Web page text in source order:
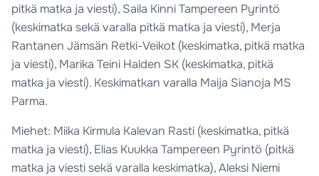
pitkä matka ja viesti), Saila Kinni Tampereen Pyrintö
(keskimatka sekä varalla pitkä matka ja viesti), Merja
Rantanen Jämsän Retki-Veikot (keskimatka, pitkä matka
ja viesti), Marika Teini Halden SK (keskimatka, pitkä
matka ja viesti). Keskimatkan varalla Maija Sianoja MS
Parma.
Miehet: Miika Kirmula Kalevan Rasti (keskimatka, pitkä
matka ja viesti), Elias Kuukka Tampereen Pyrintö (pitkä
matka ja viesti sekä varalla keskimatka), Aleksi Niemi